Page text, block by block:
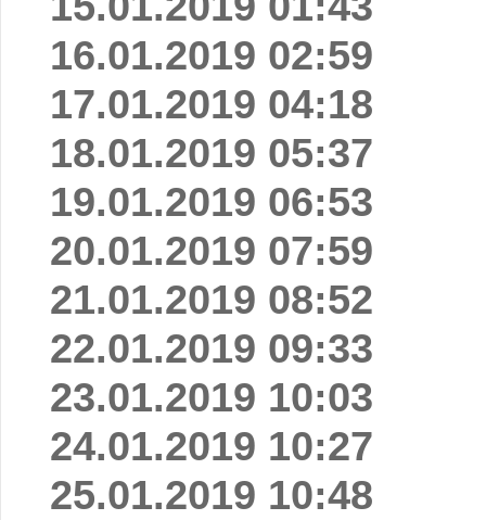
16.01.2019 02:59
17.01.2019 04:18
18.01.2019 05:37
19.01.2019 06:53
20.01.2019 07:59
21.01.2019 08:52
22.01.2019 09:33
23.01.2019 10:03
24.01.2019 10:27
25.01.2019 10:48